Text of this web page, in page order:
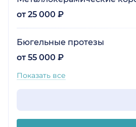
от 25 000 ₽
Бюгельные протезы
от 55 000 ₽
Показать все